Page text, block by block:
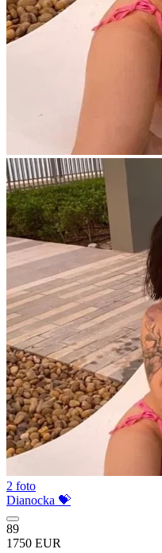
2 foto
Dianocka 💝
89
1750 EUR